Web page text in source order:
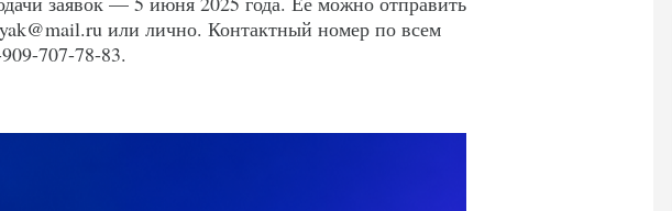
или лично. Контактный номер по всем
707-78-83.